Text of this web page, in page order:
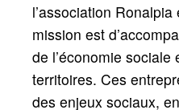
l’association
mission est
de l’économie
territoires. Ces
des enjeux sociaux,